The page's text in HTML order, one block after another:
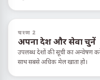
चरण 2
अपना देश और सेवा चुनें
उपलब्ध देशों की सूची का अन्वेषण
साथ सबसे अधिक मेल खाता हो।